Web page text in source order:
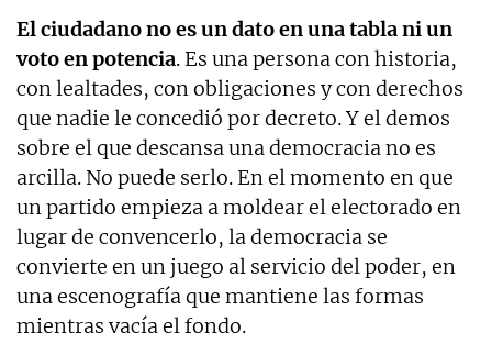
El ciudadano no es un dato en una tabla ni un
voto en potencia. Es una persona con historia,
con lealtades, con obligaciones y con derechos
que nadie le concedió por decreto. Y el demos
sobre el que descansa una democracia no es
arcilla. No puede serlo. En el momento en que
un partido empieza a moldear el electorado en
lugar de convencerlo, la democracia se
convierte en un juego al servicio del poder, en
una escenografía que mantiene las formas
mientras vacía el fondo.